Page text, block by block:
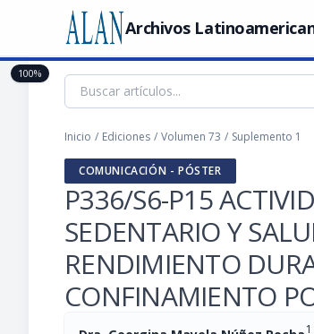
Archivos
Inicio / Ediciones / Volumen 73 / Suplemento 1
COMUNICACIÓN - PÓSTER
P336/S6-P15
SEDENTARIO Y
RENDIMIENTO
CONFINAMIENTO
1
100%